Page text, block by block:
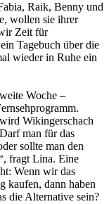
Raik, Benny und
wollen sie ihrer
Zeit für
Tagebuch über die
wieder in Ruhe ein
Woche –
Wikingerschach
man für das
sollte man den
fragt Lina. Eine
Wenn wir das
kaufen, dann haben
die Alternative sein?